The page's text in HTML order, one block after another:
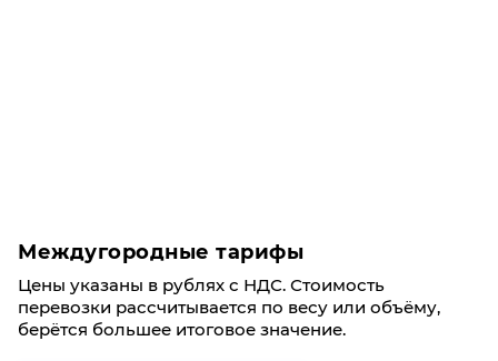
Междугородные тарифы
Цены указаны в рублях с НДС. Стоимость
перевозки рассчитывается по весу или объёму,
берётся большее итоговое значение.